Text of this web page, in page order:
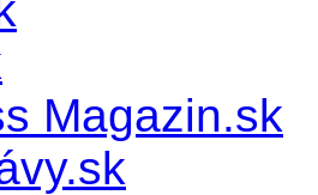
Magazin.sk